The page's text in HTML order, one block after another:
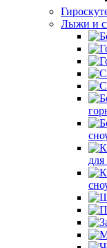
Лыжи и